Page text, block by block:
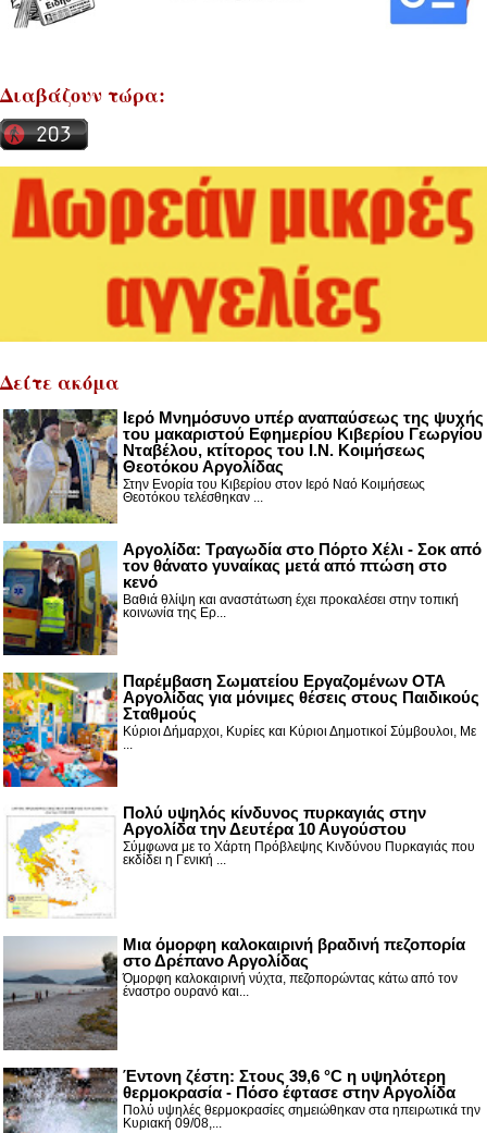
Διαβάζουν τώρα:
Δείτε ακόμα
Ιερό Μνημόσυνο υπέρ αναπαύσεως της ψυχής
του μακαριστού Εφημερίου Κιβερίου Γεωργίου
Νταβέλου, κτίτορος του Ι.Ν. Κοιμήσεως
Θεοτόκου Αργολίδας
Στην Ενορία του Κιβερίου στον Ιερό Ναό Κοιμήσεως
Θεοτόκου τελέσθηκαν ...
Αργολίδα: Τραγωδία στο Πόρτο Χέλι - Σοκ από
τον θάνατο γυναίκας μετά από πτώση στο
κενό
Βαθιά θλίψη και αναστάτωση έχει προκαλέσει στην τοπική
κοινωνία της Ερ...
Παρέμβαση Σωματείου Εργαζομένων ΟΤΑ
Αργολίδας για μόνιμες θέσεις στους Παιδικούς
Σταθμούς
Κύριοι Δήμαρχοι, Κυρίες και Κύριοι Δημοτικοί Σύμβουλοι, Με
...
Πολύ υψηλός κίνδυνος πυρκαγιάς στην
Αργολίδα την Δευτέρα 10 Αυγούστου
Σύμφωνα με το Χάρτη Πρόβλεψης Κινδύνου Πυρκαγιάς που
εκδίδει η Γενική ...
Μια όμορφη καλοκαιρινή βραδινή πεζοπορία
στο Δρέπανο Αργολίδας
Όμορφη καλοκαιρινή νύχτα, πεζοπορώντας κάτω από τον
έναστρο ουρανό και...
Έντονη ζέστη: Στους 39,6 °C η υψηλότερη
θερμοκρασία - Πόσο έφτασε στην Αργολίδα
Πολύ υψηλές θερμοκρασίες σημειώθηκαν στα ηπειρωτικά την
Κυριακή 09/08,...